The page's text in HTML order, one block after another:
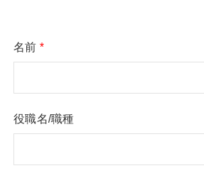
名前 *
役職名/職種